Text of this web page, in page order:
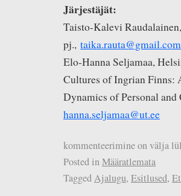
Järjestäjät:
Taisto-Kalevi
pj., taika.rauta@gmail.com
Elo-Hanna Seljamaa,
Cultures of Ingrian Finns:
Dynamics of Personal
hanna.seljamaa@ut.ee
kommenteerimine on välja
Posted inMääratlemata
TaggedAjalugu, Esitlused,